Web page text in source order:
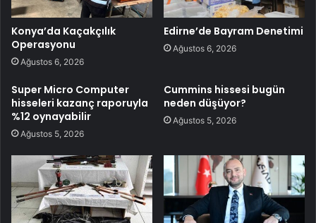
Konya’da Kaçakçılık
Operasyonu
Ağustos 6, 2026
Edirne’de Bayram Denetimi
Ağustos 6, 2026
Super Micro Computer
hisseleri kazanç raporuyla
%12 oynayabilir
Ağustos 5, 2026
Cummins hissesi bugün
neden düşüyor?
Ağustos 5, 2026